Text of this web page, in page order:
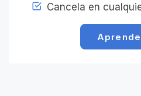
Cancela en